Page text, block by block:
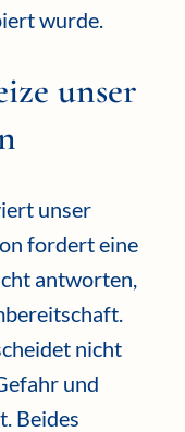
wurde.
unser
unser
fordert eine
antworten,
nicht
und
Beides